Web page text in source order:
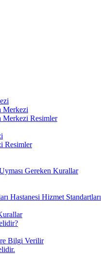
Merkezi
Merkezi Resimler
Resimler
Gereken Kurallar
Hastanesi Hizmet Standartları
Bilgi Verilir